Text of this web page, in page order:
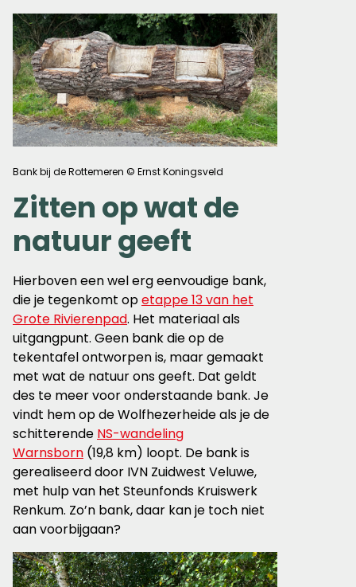
Bank bij de Rottemeren © Ernst Koningsveld
Zitten op wat de
natuur geeft
Hierboven een wel erg eenvoudige bank,
die je tegenkomt opetappe 13 van het
Grote Rivierenpad. Het materiaal als
uitgangpunt. Geen bank die op de
tekentafel ontworpen is, maar gemaakt
met wat de natuur ons geeft. Dat geldt
des te meer voor onderstaande bank. Je
vindt hem op de Wolfhezerheide als je de
schitterende NS-wandeling
Warnsborn (19,8 km) loopt. De bank is
gerealiseerd door IVN Zuidwest Veluwe,
met hulp van het Steunfonds Kruiswerk
Renkum. Zo’n bank, daar kan je toch niet
aan voorbijgaan?